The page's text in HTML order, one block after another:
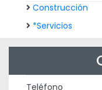
Construcción
*Servicios
Teléfono